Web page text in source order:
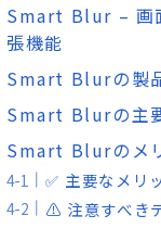
Smart Blur – 画
張機能
Smart Blurの製
Smart Blurの主
Smart Blurのメ
✅ 主要なメリ
⚠️ 注意すべき